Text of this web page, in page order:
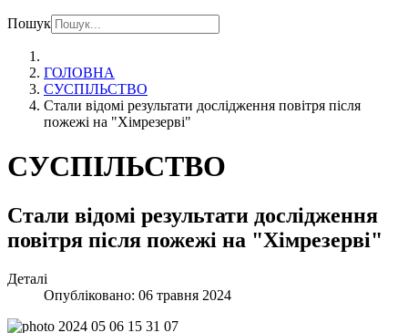
Пошук
ГОЛОВНА
СУСПІЛЬСТВО
Стали відомі результати дослідження повітря після
пожежі на "Хімрезерві"
СУСПІЛЬСТВО
Стали відомі результати дослідження
повітря після пожежі на "Хімрезерві"
Деталі
Опубліковано: 06 травня 2024